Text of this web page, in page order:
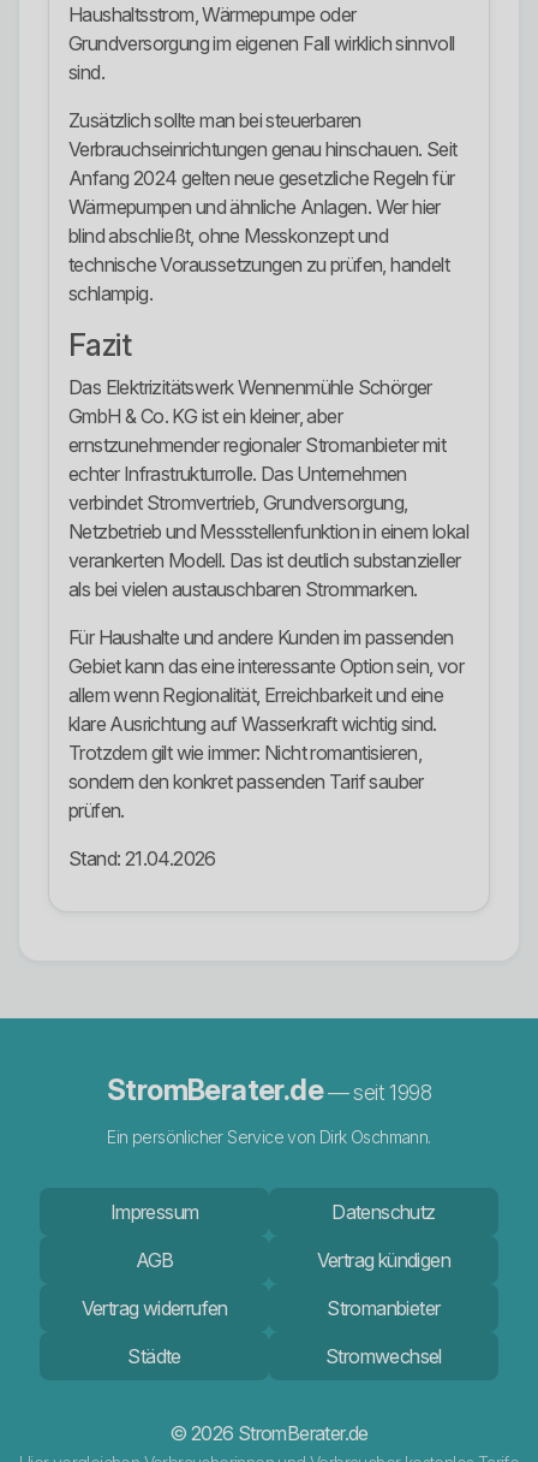
Haushaltsstrom, Wärmepumpe oder
Grundversorgung im eigenen Fall wirklich sinnvoll
sind.
Zusätzlich sollte man bei steuerbaren
Verbrauchseinrichtungen genau hinschauen. Seit
Anfang 2024 gelten neue gesetzliche Regeln für
Wärmepumpen und ähnliche Anlagen. Wer hier
blind abschließt, ohne Messkonzept und
technische Voraussetzungen zu prüfen, handelt
schlampig.
Fazit
Das Elektrizitätswerk Wennenmühle Schörger
GmbH & Co. KG ist ein kleiner, aber
ernstzunehmender regionaler Stromanbieter mit
echter Infrastrukturrolle. Das Unternehmen
verbindet Stromvertrieb, Grundversorgung,
Netzbetrieb und Messstellenfunktion in einem lokal
verankerten Modell. Das ist deutlich substanzieller
als bei vielen austauschbaren Strommarken.
Für Haushalte und andere Kunden im passenden
Gebiet kann das eine interessante Option sein, vor
allem wenn Regionalität, Erreichbarkeit und eine
klare Ausrichtung auf Wasserkraft wichtig sind.
Trotzdem gilt wie immer: Nicht romantisieren,
sondern den konkret passenden Tarif sauber
prüfen.
Stand: 21.04.2026
StromBerater.de— seit 1998
Ein persönlicher Service von Dirk Oschmann.
Impressum
Datenschutz
AGB
Vertrag kündigen
Vertrag widerrufen
Stromanbieter
Städte
Stromwechsel
© 2026 StromBerater.de